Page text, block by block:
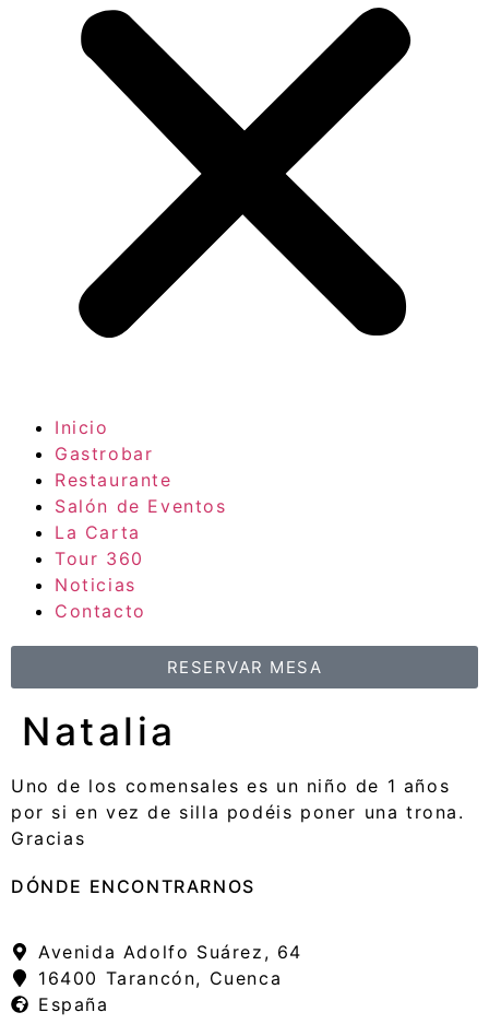
Inicio
Gastrobar
Restaurante
Salón de Eventos
La Carta
Tour 360
Noticias
Contacto
RESERVAR MESA
Natalia
Uno de los comensales es un niño de 1 años
por si en vez de silla podéis poner una trona.
Gracias
DÓNDE ENCONTRARNOS
Avenida Adolfo Suárez, 64
16400 Tarancón, Cuenca
España